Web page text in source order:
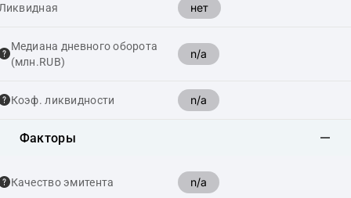
нет
Медиана дневного оборота
(млн.RUB)
n/a
Коэф. ликвидности n/a
Факторы
Качество эмитента n/a